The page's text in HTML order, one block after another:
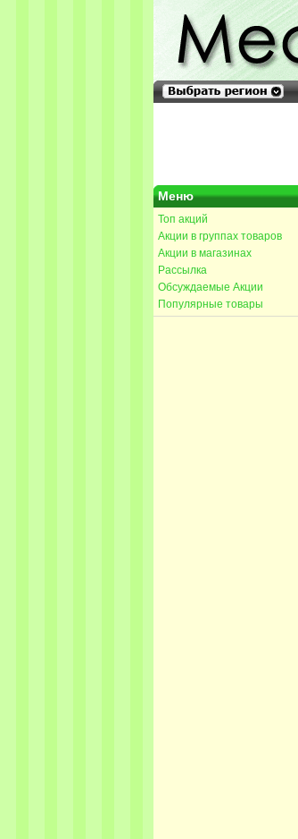
Меню
Топ акций
Акции в группах товаров
Акции в магазинах
Рассылка
Обсуждаемые Акции
Популярные товары